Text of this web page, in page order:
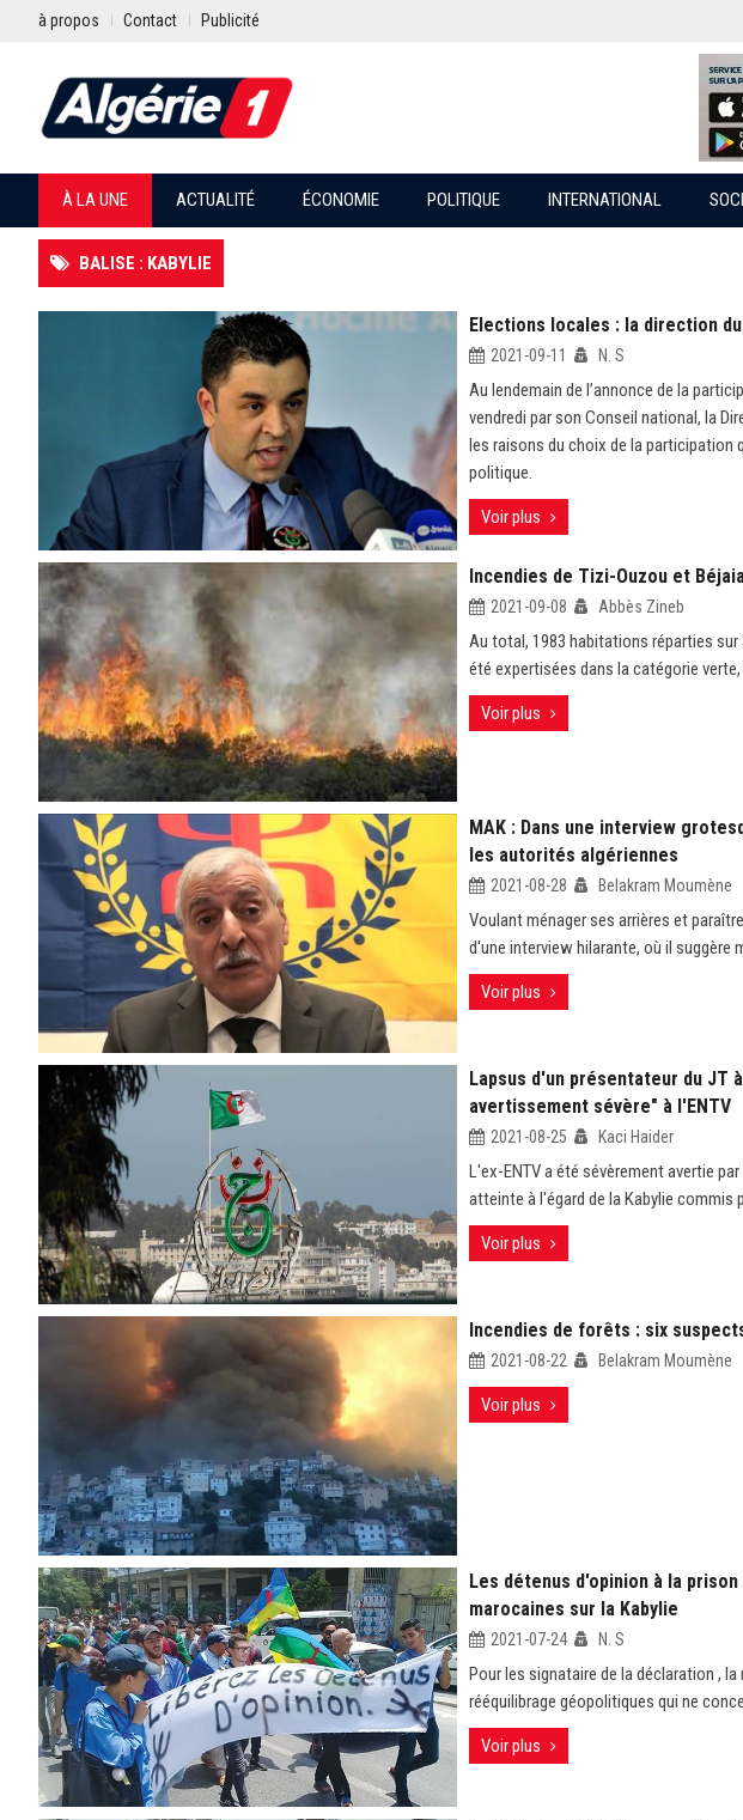
à propos Contact Publicité
À LA UNE ACTUALITÉ ÉCONOMIE POLITIQUE INTERNATIONAL
BALISE : KABYLIE
Elections locales : la direction
2021-09-11 N. S
Au lendemain de l’annonce de la
vendredi par son Conseil national, la
les raisons du choix de la participation
politique.
Voir plus
Incendies de Tizi-Ouzou et
2021-09-08 Abbès Zineb
Au total, 1983 habitations réparties
été expertisées dans la catégorie
Voir plus
MAK : Dans une interview
les autorités algériennes
2021-08-28 Belakram Moumène
Voulant ménager ses arrières et
d'une interview hilarante, où il suggère
Voir plus
Lapsus d'un présentateur du JT
avertissement sévère" à l'ENTV
2021-08-25 Kaci Haider
L'ex-ENTV a été sévèrement avertie
atteinte à l'égard de la Kabylie commis
Voir plus
Incendies de forêts : six
2021-08-22 Belakram Moumène
Voir plus
Les détenus d'opinion à la
marocaines sur la Kabylie
2021-07-24 N. S
Pour les signataire de la déclaration ,
rééquilibrage géopolitiques qui ne
Voir plus